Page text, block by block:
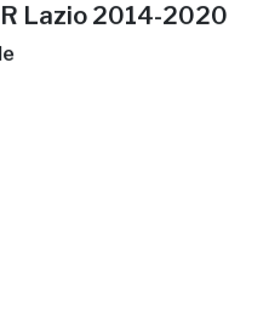
Lazio 2014-2020